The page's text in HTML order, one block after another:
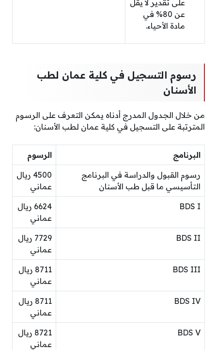
على تقدير لا يقل
عن 80% في
مادة الأحياء.
رسوم التسجيل في كلية عمان لطب
الأسنان
من خلال الجدول المدرج أدناه يمكن التعرف على الرسوم
المترتبة على التسجيل في كلية عمان لطب الأسنان:
البرنامج الرسوم
رسوم القبول والدراسة في البرنامج
التأسيسي ما قبل طب الأسنان
4500 ريال
عماني
BDS I
6624 ريال
عماني
BDS II
7729 ريال
عماني
BDS III
8711 ريال
عماني
BDS IV
8711 ريال
عماني
BDS V
8721 ريال
عماني